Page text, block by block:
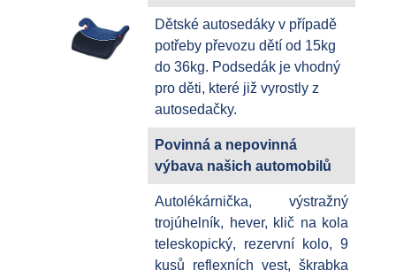
Dětské autosedáky v případě
potřeby převozu dětí od 15kg
do 36kg. Podsedák je vhodný
pro děti, které již vyrostly z
autosedačky.
Povinná a nepovinná
výbava našich automobilů
Autolékárnička, výstražný
trojúhelník, hever, klič na kola
teleskopický, rezervní kolo, 9
kusů reflexních vest, škrabka